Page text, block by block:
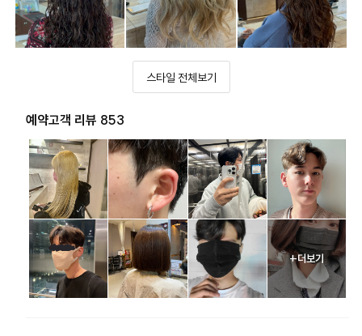
스타일 전체보기
예약고객 리뷰 853
+더보기